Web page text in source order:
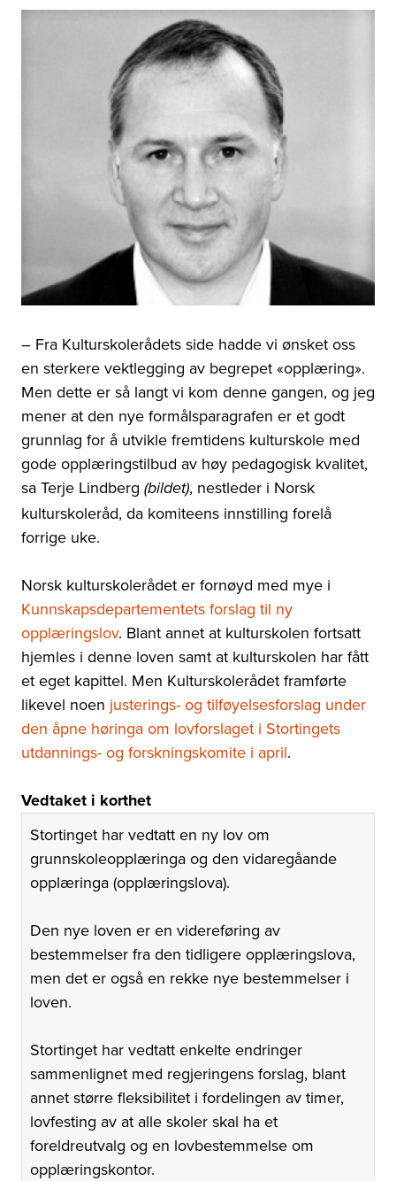
– Fra Kulturskolerådets side hadde vi ønsket oss
en sterkere vektlegging av begrepet «opplæring».
Men dette er så langt vi kom denne gangen, og jeg
mener at den nye formålsparagrafen er et godt
grunnlag for å utvikle fremtidens kulturskole med
gode opplæringstilbud av høy pedagogisk kvalitet,
sa Terje Lindberg (bildet), nestleder i Norsk
kulturskoleråd, da komiteens innstilling forelå
forrige uke.
Norsk kulturskolerådet er fornøyd med mye i
Kunnskapsdepartementets forslag til ny
opplæringslov. Blant annet at kulturskolen fortsatt
hjemles i denne loven samt at kulturskolen har fått
et eget kapittel. Men Kulturskolerådet framførte
likevel noen justerings- og tilføyelsesforslag under
den åpne høringa om lovforslaget i Stortingets
utdannings- og forskningskomite i april.
Vedtaket i korthet
Stortinget har vedtatt en ny lov om
grunnskoleopplæringa og den vidaregåande
opplæringa (opplæringslova).
Den nye loven er en videreføring av
bestemmelser fra den tidligere opplæringslova,
men det er også en rekke nye bestemmelser i
loven.
Stortinget har vedtatt enkelte endringer
sammenlignet med regjeringens forslag, blant
annet større fleksibilitet i fordelingen av timer,
lovfesting av at alle skoler skal ha et
foreldreutvalg og en lovbestemmelse om
opplæringskontor.